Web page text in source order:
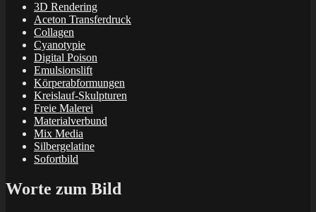
3D Rendering
Aceton Transferdruck
Collagen
Cyanotypie
Digital Poison
Emulsionslift
Körperabformungen
Kreislauf-Skulpturen
Freie Malerei
Materialverbund
Mix Media
Silbergelatine
Sofortbild
Worte zum Bild